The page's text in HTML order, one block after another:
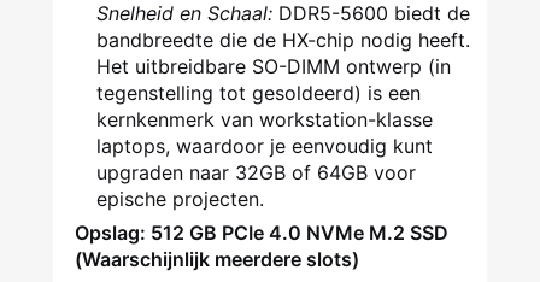
Snelheid en Schaal: DDR5-5600 biedt de
bandbreedte die de HX-chip nodig heeft.
Het uitbreidbare SO-DIMM ontwerp (in
tegenstelling tot gesoldeerd) is een
kernkenmerk van workstation-klasse
laptops, waardoor je eenvoudig kunt
upgraden naar 32GB of 64GB voor
epische projecten.
Opslag: 512 GB PCIe 4.0 NVMe M.2 SSD
(Waarschijnlijk meerdere slots)